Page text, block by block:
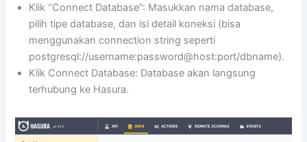
Klik “Connect Database”: Masukkan nama database,
pilih tipe database, dan isi detail koneksi (bisa
menggunakan connection string seperti
postgresql://username:password@host:port/dbname).
Klik Connect Database: Database akan langsung
terhubung ke Hasura.